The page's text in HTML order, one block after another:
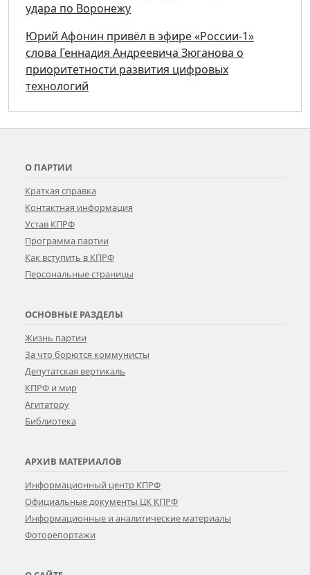
удара по Воронежу
Юрий Афонин привёл в эфире «России-1»
слова Геннадия Андреевича Зюганова о
приоритетности развития цифровых
технологий
О ПАРТИИ
Краткая справка
Контактная информация
Устав КПРФ
Программа партии
Как вступить в КПРФ
Персональные страницы
ОСНОВНЫЕ РАЗДЕЛЫ
Жизнь партии
За что борются коммунисты
Депутатская вертикаль
КПРФ и мир
Агитатору
Библиотека
АРХИВ МАТЕРИАЛОВ
Информационный центр КПРФ
Официальные документы ЦК КПРФ
Информационные и аналитические материалы
Фоторепортажи